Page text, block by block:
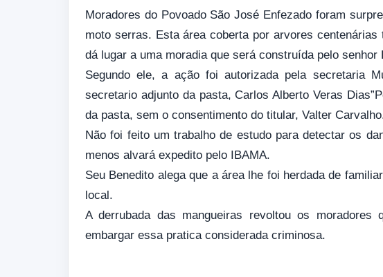
Moradores do Povoado São José Enfezado foram
moto serras. Esta área coberta por arvores
dá lugar a uma moradia que será construída pelo senhor
Segundo ele, a ação foi autorizada pela secretaria
secretario adjunto da pasta, Carlos Alberto Veras
da pasta, sem o consentimento do titular, Valter
Não foi feito um trabalho de estudo para detectar os
menos alvará expedito pelo IBAMA.
Seu Benedito alega que a área lhe foi herdada de
local.
A derrubada das mangueiras revoltou os moradores
embargar essa pratica considerada criminosa.